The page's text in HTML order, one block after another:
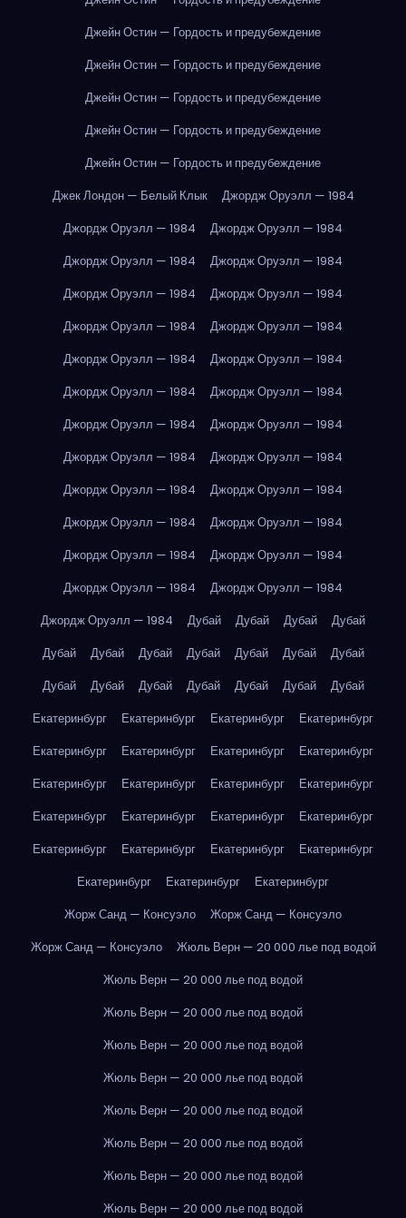
Джейн Остин — Гордость и предубеждение
Джейн Остин — Гордость и предубеждение
Джейн Остин — Гордость и предубеждение
Джейн Остин — Гордость и предубеждение
Джейн Остин — Гордость и предубеждение
Джек Лондон — Белый Клык
Джордж Оруэлл — 1984
Джордж Оруэлл — 1984
Джордж Оруэлл — 1984
Джордж Оруэлл — 1984
Джордж Оруэлл — 1984
Джордж Оруэлл — 1984
Джордж Оруэлл — 1984
Джордж Оруэлл — 1984
Джордж Оруэлл — 1984
Джордж Оруэлл — 1984
Джордж Оруэлл — 1984
Джордж Оруэлл — 1984
Джордж Оруэлл — 1984
Джордж Оруэлл — 1984
Джордж Оруэлл — 1984
Джордж Оруэлл — 1984
Джордж Оруэлл — 1984
Джордж Оруэлл — 1984
Джордж Оруэлл — 1984
Джордж Оруэлл — 1984
Джордж Оруэлл — 1984
Джордж Оруэлл — 1984
Джордж Оруэлл — 1984
Джордж Оруэлл — 1984
Джордж Оруэлл — 1984
Джордж Оруэлл — 1984
Дубай Дубай Дубай
Дубай
Дубай
Дубай Дубай Дубай Дубай Дубай
Дубай
Дубай
Дубай Дубай Дубай Дубай Дубай
Дубай
Екатеринбург
Екатеринбург Екатеринбург
Екатеринбург
Екатеринбург
Екатеринбург Екатеринбург
Екатеринбург
Екатеринбург
Екатеринбург Екатеринбург
Екатеринбург
Екатеринбург
Екатеринбург Екатеринбург
Екатеринбург
Екатеринбург
Екатеринбург Екатеринбург
Екатеринбург
Екатеринбург
Екатеринбург
Екатеринбург
Жорж Санд — Консуэло
Жорж Санд — Консуэло
Жорж Санд — Консуэло
Жюль Верн — 20 000 лье под водой
Жюль Верн — 20 000 лье под водой
Жюль Верн — 20 000 лье под водой
Жюль Верн — 20 000 лье под водой
Жюль Верн — 20 000 лье под водой
Жюль Верн — 20 000 лье под водой
Жюль Верн — 20 000 лье под водой
Жюль Верн — 20 000 лье под водой
Жюль Верн — 20 000 лье под водой